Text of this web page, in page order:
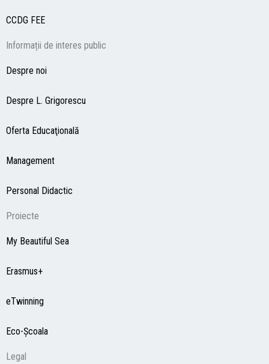
CCDG FEE
Informații de interes public
Despre noi
Despre L. Grigorescu
Oferta Educaţională
Management
Personal Didactic
Proiecte
My Beautiful Sea
Erasmus+
eTwinning
Eco-Şcoala
Legal